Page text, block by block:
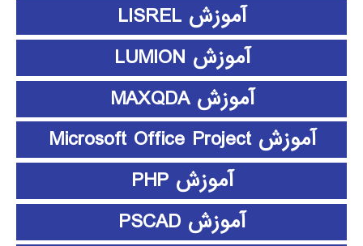
آموزش LISREL
آموزش LUMION
آموزش MAXQDA
آموزش Microsoft Office Project
آموزش PHP
آموزش PSCAD